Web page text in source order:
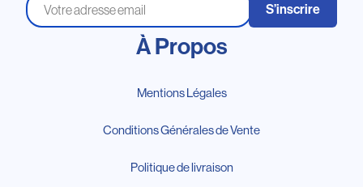
S’inscrire
À Propos
Mentions Légales
Conditions Générales de Vente
Politique de livraison